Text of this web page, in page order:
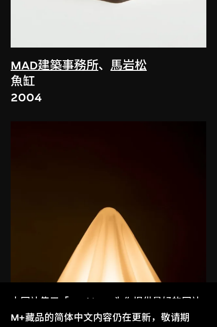
MAD建築事務所、 馬岩松
魚缸
2004
本网站使用「Cookies」为你提供最好的网站
体验。
M+藏品的简体中文内容仍在更新，敬请期